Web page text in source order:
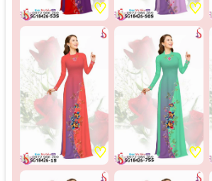
♡ ♡
♡ ♡